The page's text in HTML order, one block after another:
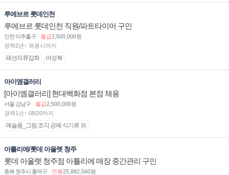
루에브르 롯데인천
루에브르 롯데인천 직원/파트타이머 구인
인천 미추홀구 월급2,500,000원
경력2년↑ 채용시까지
패션의류잡화 여성복
아이엠갤러리
[아이엠갤러리] 현대백화점 본점 채용
서울 강남구 월급2,500,000원
경력1년↑ 08/20까지
예술품_그림 조각 공예 식기류 외
아틀리에/롯데 아울렛 청주
롯데 아울렛 청주점 아틀리에 매장 중간관리 구인
충북 청주시 흥덕구 연봉25,882,560원